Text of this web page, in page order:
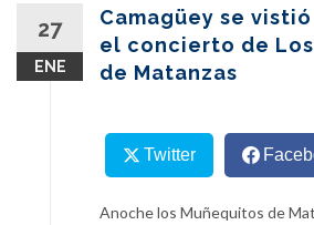
27
ENE
Camagüey se
el concierto de
de Matanzas
Twitter
Anoche los Muñequitos de